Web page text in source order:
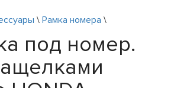
\ Рамка номера \
под номер.